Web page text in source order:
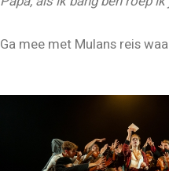
Ga mee met Mulans reis